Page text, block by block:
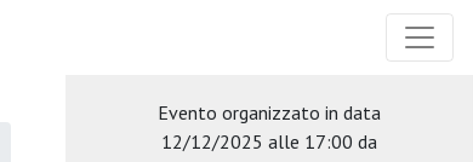
Evento organizzato in data
12/12/2025 alle 17:00 da